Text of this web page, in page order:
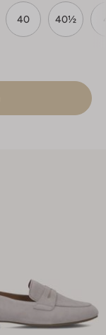
40 40½